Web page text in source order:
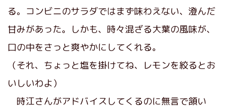
る。コンビニのサラダではまず味わえない、澄んだ
甘みがあった。しかも、時々混ざる大葉の風味が、
口の中をさっと爽やかにしてくれる。
（それ、ちょっと塩を掛けてね、レモンを絞るとお
いしいわよ）
時江さんがアドバイスしてくるのに無言で頷い